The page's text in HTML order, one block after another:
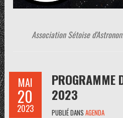
Association Sétoise
MAI
20
2023
PROGRAMME
2023
PUBLIÉ DANS AGENDA